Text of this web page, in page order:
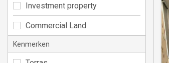
Investment property
Commercial Land
Kenmerken